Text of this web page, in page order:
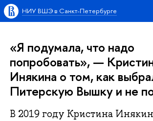
НИУ ВШЭ в Санкт-Петербурге
«Я подумала, что надо
попробовать», —
Инякина о том, как
Питерскую Вышку и не
В 2019 году Кристина